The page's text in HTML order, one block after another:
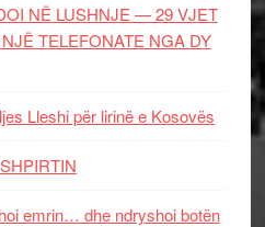
NË LUSHNJE — 29 VJET
TELEFONATE NGA DY
Lleshi për lirinë e Kosovës
emrin… dhe ndryshoi botën